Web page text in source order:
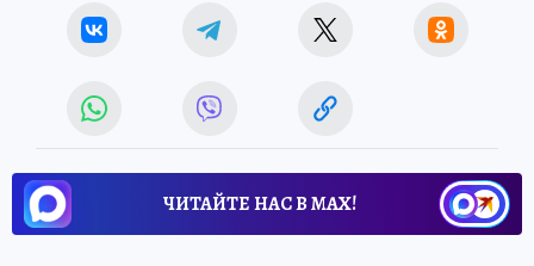
ЧИТАЙТЕ НАС В МАХ!